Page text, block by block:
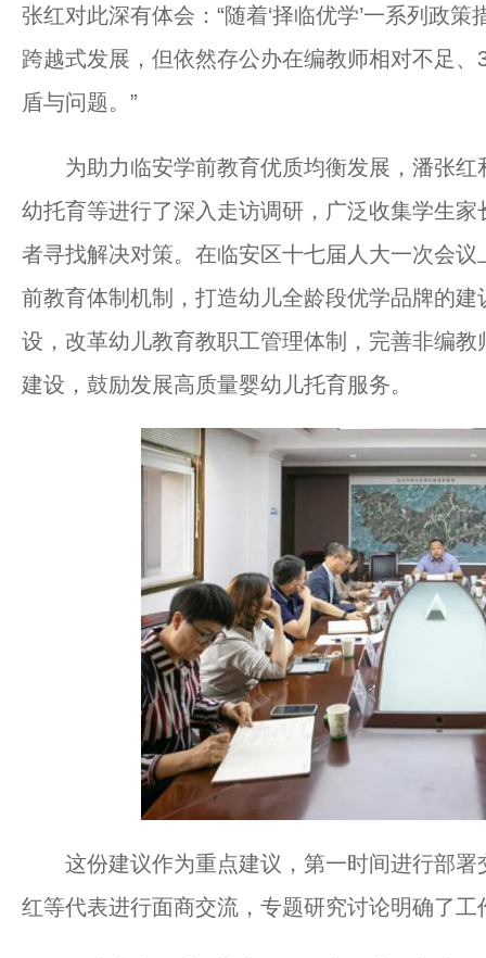
张红对此深有体会：“随着‘择临优学’一系列政
跨越式发展，但依然存公办在编教师相对不足
盾与问题。”
为助力临安学前教育优质均衡发展，潘张红
幼托育等进行了深入走访调研，广泛收集学生
者寻找解决对策。在临安区十七届人大一次会
前教育体制机制，打造幼儿全龄段优学品牌的
设，改革幼儿教育教职工管理体制，完善非编
建设，鼓励发展高质量婴幼儿托育服务。
这份建议作为重点建议，第一时间进行部署
红等代表进行面商交流，专题研究讨论明确了工